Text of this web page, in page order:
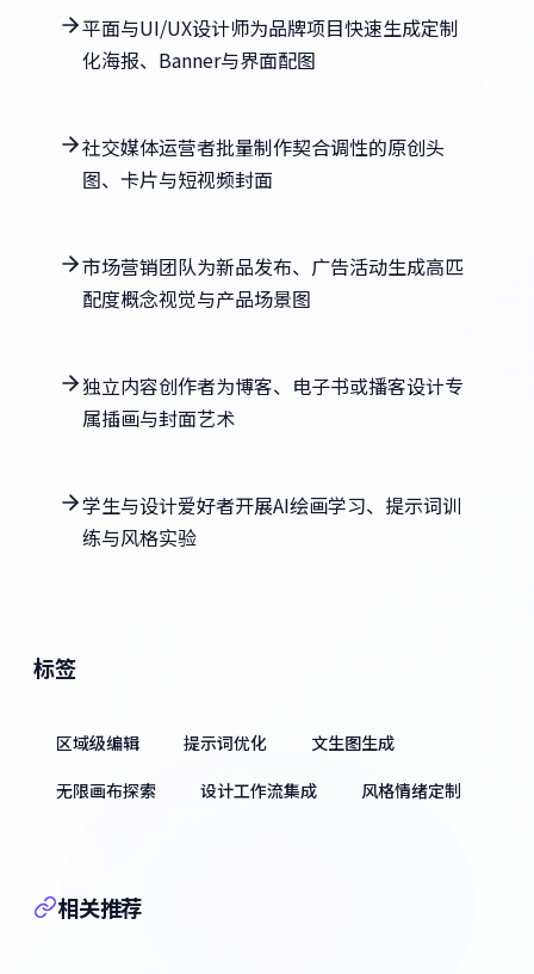
平面与UI/UX设计师为品牌项目快速生成定制
化海报、Banner与界面配图
社交媒体运营者批量制作契合调性的原创头
图、卡片与短视频封面
市场营销团队为新品发布、广告活动生成高匹
配度概念视觉与产品场景图
独立内容创作者为博客、电子书或播客设计专
属插画与封面艺术
学生与设计爱好者开展AI绘画学习、提示词训
练与风格实验
标签
区域级编辑 提示词优化
文生图生成
无限画布探索
设计工作流集成 风格情绪定制
相关推荐